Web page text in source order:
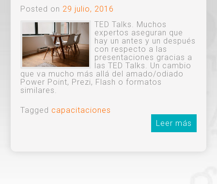
Posted on 29 julio, 2016
TED Talks. Muchos
expertos aseguran que
hay un antes y un después
con respecto a las
presentaciones gracias a
las TED Talks. Un cambio
que va mucho más allá del amado/odiado
Power Point, Prezi, Flash o formatos
similares.
Tagged capacitaciones
Leer más